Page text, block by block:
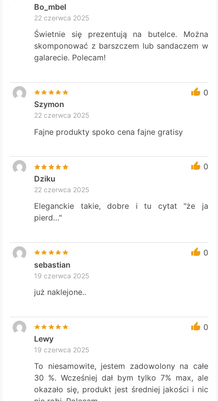
Bo_mbel
22 czerwca 2025
Świetnie się prezentują na butelce. Można
skomponować z barszczem lub sandaczem w
galarecie. Polecam!
0
Szymon
22 czerwca 2025
Fajne produkty spoko cena fajne gratisy
0
Dziku
22 czerwca 2025
Eleganckie takie, dobre i tu cytat "że ja
pierd…"
0
sebastian
19 czerwca 2025
już naklejone..
0
Lewy
19 czerwca 2025
To niesamowite, jestem zadowolony na całe
30 %. Wcześniej dał bym tylko 7% max, ale
okazało się, produkt jest średniej jakości i nic